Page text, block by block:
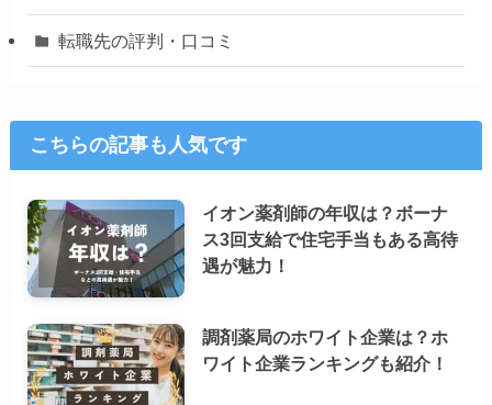
転職先の評判・口コミ
こちらの記事も人気です
イオン薬剤師の年収は？ボーナ
ス3回支給で住宅手当もある高待
遇が魅力！
調剤薬局のホワイト企業は？ホ
ワイト企業ランキングも紹介！